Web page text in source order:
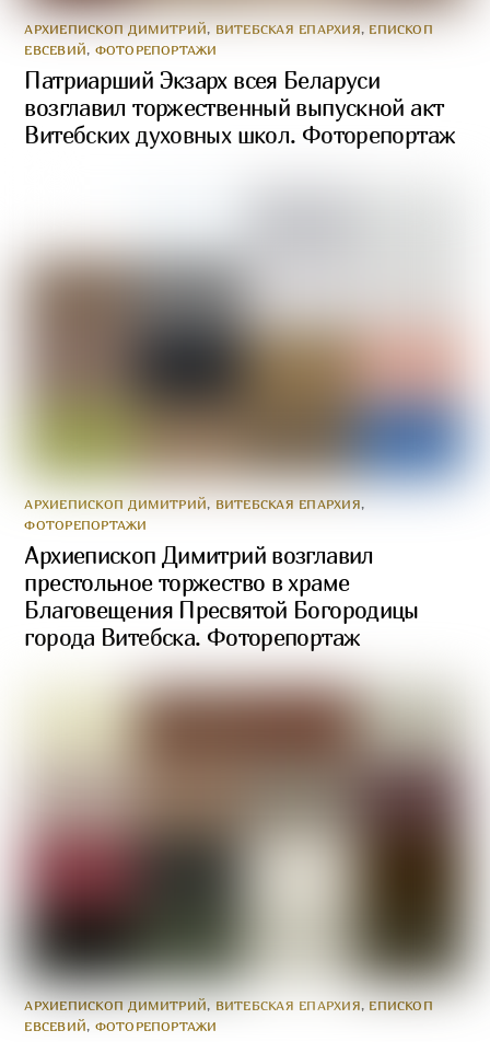
АРХИЕПИСКОП ДИМИТРИЙ, ВИТЕБСКАЯ ЕПАРХИЯ, ЕПИСКОП
ЕВСЕВИЙ, ФОТОРЕПОРТАЖИ
Патриарший Экзарх всея Беларуси
возглавил торжественный выпускной акт
Витебских духовных школ. Фоторепортаж
АРХИЕПИСКОП ДИМИТРИЙ, ВИТЕБСКАЯ ЕПАРХИЯ,
ФОТОРЕПОРТАЖИ
Архиепископ Димитрий возглавил
престольное торжество в храме
Благовещения Пресвятой Богородицы
города Витебска. Фоторепортаж
АРХИЕПИСКОП ДИМИТРИЙ, ВИТЕБСКАЯ ЕПАРХИЯ, ЕПИСКОП
ЕВСЕВИЙ, ФОТОРЕПОРТАЖИ